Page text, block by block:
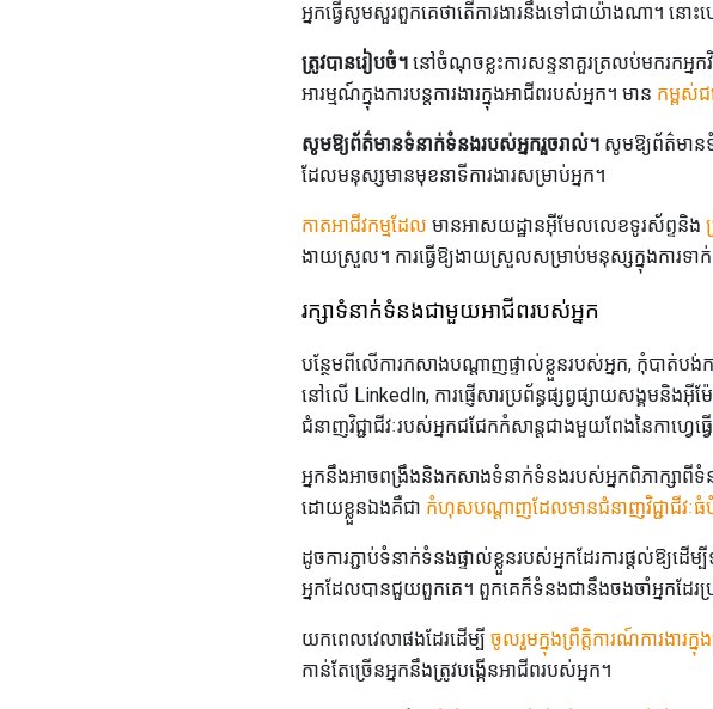
អ្នកធ្វើសូមសួរពួកគេថាតើការងារនឹងទៅជាយ៉ាងណា។ នោះហ
ត្រូវបានរៀបចំ។ នៅចំណុចខ្លះការសន្ទនាគួរត្រលប់មករកអ្
អារម្មណ៍ក្នុងការបន្តការងារក្នុងអាជីពរបស់អ្នក។ មាន កម្ពស់
សូមឱ្យព័ត៌មានទំនាក់ទំនងរបស់អ្នករួចរាល់។ សូមឱ្យព័ត៌មាន
ដែលមនុស្សមានមុខនាទីការងារសម្រាប់អ្នក។
កាតអាជីវកម្មដែល មានអាសយដ្ឋានអ៊ីមែលលេខទូរស័ព្ទនិង
ងាយស្រួល។ ការធ្វើឱ្យងាយស្រួលសម្រាប់មនុស្សក្នុងការទា
រក្សាទំនាក់ទំនងជាមួយអាជីពរបស់អ្នក
បន្ថែមពីលើការកសាងបណ្តាញផ្ទាល់ខ្លួនរបស់អ្នក, កុំបាត់បង់
នៅលើ LinkedIn, ការផ្ញើសារប្រព័ន្ធផ្សព្វផ្សាយសង្គមនិ
ជំនាញវិជ្ជាជីវៈរបស់អ្នកជជែកកំសាន្តជាងមួយពែងនៃកាហ្វេធ្វ
អ្នកនឹងអាចពង្រឹងនិងកសាងទំនាក់ទំនងរបស់អ្នកពិភាក្សាពី
ដោយខ្លួនឯងគឺជា កំហុសបណ្តាញដែលមានជំនាញវិជ្ជាជីវៈ
ដូចការភ្ជាប់ទំនាក់ទំនងផ្ទាល់ខ្លួនរបស់អ្នកដែរការផ្តល់ឱ្យ
អ្នកដែលបានជួយពួកគេ។ ពួកគេក៏ទំនងជានឹងចងចាំអ្នកដ
យកពេលវេលាផងដែរដើម្បី ចូលរួមក្នុងព្រឹត្តិការណ៍ការងារក្
កាន់តែច្រើនអ្នកនឹងត្រូវបង្កើនអាជីពរបស់អ្នក។